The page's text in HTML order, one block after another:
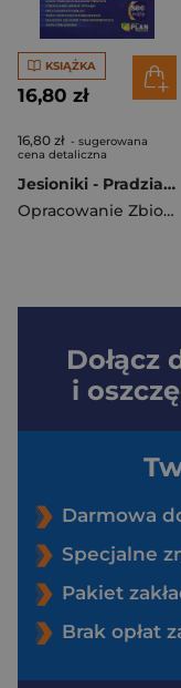
KSIĄŻKA
16,80 zł
16,80 zł - sugerowana
cena detaliczna
Jesioniki - Pradziad - mapa 2025
Opracowanie Zbiorowe
Dołącz
i
Darmowa
Specjalne
Pakiet
Brak opłat